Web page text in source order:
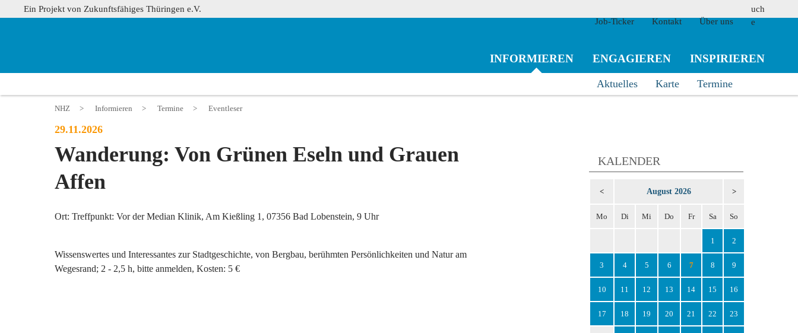
Ein Projekt von Zukunftsfähiges Thüringen e.V.
Job-Ticker
Kontakt Über uns
suchen
INFORMIEREN
Aktuelles Karte Termine
ENGAGIEREN INSPIRIEREN
NHZ > Informieren > Termine > Eventleser
29.11.2026
Wanderung: Von Grünen Eseln und Grauen
Affen
Ort: Treffpunkt: Vor der Median Klinik, Am Kießling 1, 07356 Bad Lobenstein, 9 Uhr
Wissenswertes und Interessantes zur Stadtgeschichte, von Bergbau, berühmten Persönlichkeiten und Natur am
Wegesrand; 2 - 2,5 h, bitte anmelden, Kosten: 5 €
KALENDER
< August 2026 >
Mo Di Mi Do Fr Sa So
1 2
3 4 5 6 7 8 9
10 11 12 13 14 15 16
17 18 19 20 21 22 23